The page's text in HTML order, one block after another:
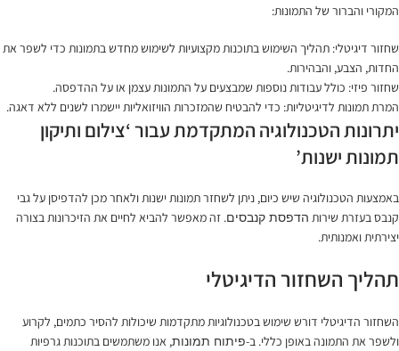
המקורי והברור של התמונות:
שחזור דיגיטלי: תהליך השימוש בתוכנות מקצועיות לשימוש מחדש בתמונות כדי לשפר את
החדות, הצבע, והבהירות.
שחזור פיזי: כולל עבודות נוספות שמבצעים על התמונות עצמן או על ההדפסה.
המרת תמונות לדיגיטליות: כדי להבטיח שהמזכרות הוויזואליות יישמרו לשנים ללא דאגה.
יתרונות הטכנולוגיה המתקדמת עבור ‘צילום ותיקון
תמונות ישנות’
באמצעות הטכנולוגיה שיש כיום, ניתן לשחזר תמונות ישנות ולאחר מכן להדפיסן על גבי
קנבס בעזרת שירות הדפסת קנבסים. זה מאפשר להביא לחיים את הזיכרונות בצורה
יצירתית ואמנותית.
תהליך השחזור הדיגיטלי
השחזור הדיגיטלי דורש שימוש בטכנולוגיות מתקדמות שיכולות להסיר כתמים, לקרוע
ולשפר את התמונה באופן כללי. ב-פיתוח תמונות, אנו משתמשים בתוכנות גרפיות